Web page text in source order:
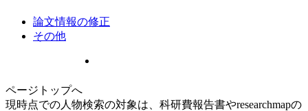
論文情報の修正
その他
ページトップへ
現時点での人物検索の対象は、科研費報告書やresearchmapの